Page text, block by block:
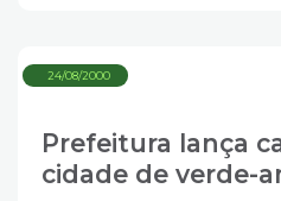
24/08/2000
Prefeitura lança
cidade de verde-